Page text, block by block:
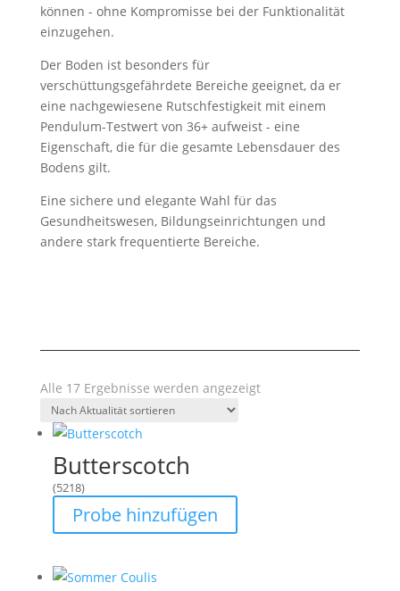
können - ohne Kompromisse bei der Funktionalität
einzugehen.
Der Boden ist besonders für
verschüttungsgefährdete Bereiche geeignet, da er
eine nachgewiesene Rutschfestigkeit mit einem
Pendulum-Testwert von 36+ aufweist - eine
Eigenschaft, die für die gesamte Lebensdauer des
Bodens gilt.
Eine sichere und elegante Wahl für das
Gesundheitswesen, Bildungseinrichtungen und
andere stark frequentierte Bereiche.
Alle 17 Ergebnisse werden angezeigtSortiert
Butterscotch
(5218)
Probe hinzufügen